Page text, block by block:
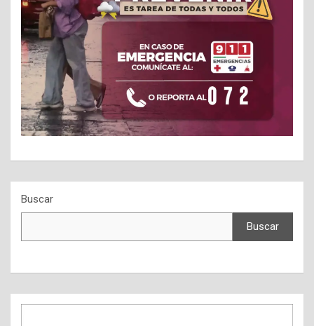
Buscar
Buscar